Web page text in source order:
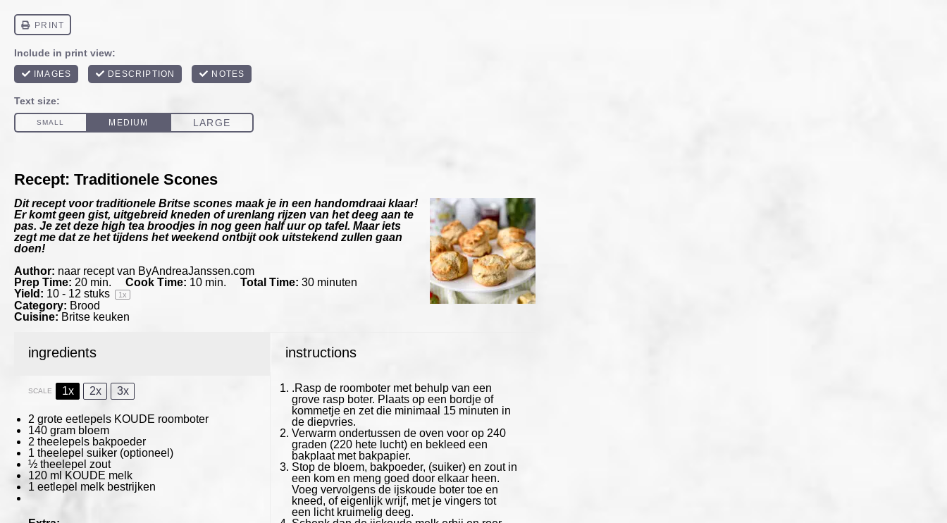
Recept: Traditionele Scones
Dit recept voor traditionele Britse scones maak je in een handomdraai klaar!
Er komt geen gist, uitgebreid kneden of urenlang rijzen van het deeg aan te
pas. Je zet deze high tea broodjes in nog geen half uur op tafel. Maar iets
zegt me dat ze het tijdens het weekend ontbijt ook uitstekend zullen gaan
doen!
Author: naar recept van ByAndreaJanssen.com
Prep Time: 20 min. Cook Time: 10 min. Total Time: 30 minuten
Yield: 10 - 12 stuks 1x
Category: Brood
Cuisine: Britse keuken
ingredients
SCALE 1x 2x 3x
2 grote eetlepels KOUDE roomboter
140 gram bloem
2 theelepels bakpoeder
1 theelepel suiker (optioneel)
½ theelepel zout
120 ml KOUDE melk
1 eetlepel melk bestrijken
instructions
.Rasp de roomboter met behulp van een
grove rasp boter. Plaats op een bordje of
kommetje en zet die minimaal 15 minuten in
de diepvries.
Verwarm ondertussen de oven voor op 240
graden (220 hete lucht) en bekleed een
bakplaat met bakpapier.
Stop de bloem, bakpoeder, (suiker) en zout in
een kom en meng goed door elkaar heen.
Voeg vervolgens de ijskoude boter toe en
kneed, of eigenlijk wrijf, met je vingers tot
een licht kruimelig deeg.